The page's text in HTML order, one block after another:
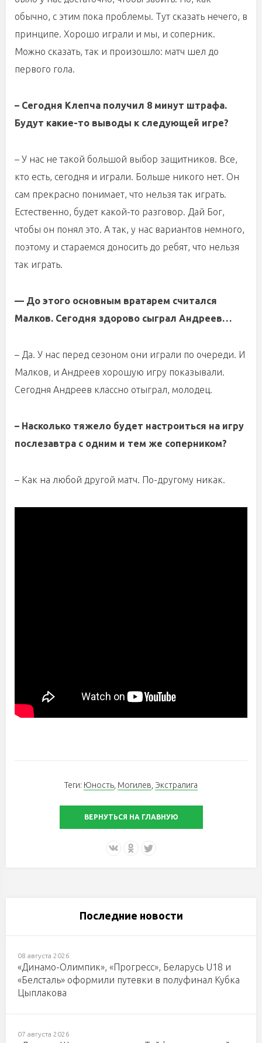
обычно, с этим пока проблемы. Тут сказать нечего, в
принципе. Хорошо играли и мы, и соперник.
Можно сказать, так и произошло: матч шел до
первого гола.
– Сегодня Клепча получил 8 минут штрафа.
Будут какие-то выводы к следующей игре?
– У нас не такой большой выбор защитников. Все,
кто есть, сегодня и играли. Больше никого нет. Он
сам прекрасно понимает, что нельзя так играть.
Естественно, будет какой-то разговор. Дай Бог,
чтобы он понял это. А так, у нас вариантов немного,
поэтому и стараемся доносить до ребят, что нельзя
так играть.
— До этого основным вратарем считался
Малков. Сегодня здорово сыграл Андреев…
– Да. У нас перед сезоном они играли по очереди. И
Малков, и Андреев хорошую игру показывали.
Сегодня Андреев классно отыграл, молодец.
– Насколько тяжело будет настроиться на игру
послезавтра с одним и тем же соперником?
– Как на любой другой матч. По-другому никак.
Теги: Юность Могилев Экстралига
ВЕРНУТЬСЯ НА ГЛАВНУЮ
Последние новости
08 августа 2026
«Динамо-Олимпик», «Прогресс», Беларусь U18 и
«Белсталь» оформили путевки в полуфинал Кубка
Цыплакова
07 августа 2026